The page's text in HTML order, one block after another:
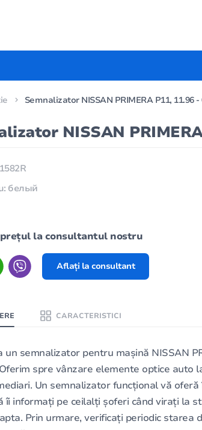
Semnalizator NISSAN PRIMERA P11, 11.96 -
NISSAN
белый
la consultantul nostru
Aflați la consultant
CARACTERISTICI
un semnalizator pentru mașină NISSAN
spre vânzare elemente optice auto
Un semnalizator funcțional vă
îi informați pe ceilalți șoferi când virați la
Prin urmare, verificați periodic starea